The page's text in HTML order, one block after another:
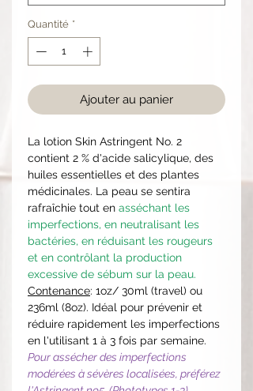
Quantité *
Ajouter au panier
La lotion Skin Astringent No. 2
contient 2 % d'acide salicylique, des
huiles essentielles et des plantes
médicinales. La peau se sentira
rafraîchie tout en asséchant les
imperfections, en neutralisant les
bactéries, en réduisant les rougeurs
et en contrôlant la production
excessive de sébum sur la peau.
Contenance: 1oz/ 30ml (travel) ou
236ml (8oz). Idéal pour prévenir et
réduire rapidement les imperfections
en l'utilisant 1 à 3 fois par semaine.
Pour assécher des imperfections
modérées à sévères localisées, préférez